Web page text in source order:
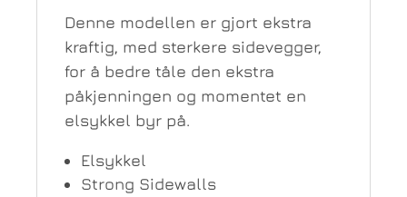
Denne modellen er gjort ekstra
kraftig, med sterkere sidevegger,
for å bedre tåle den ekstra
påkjenningen og momentet en
elsykkel byr på.
Elsykkel
Strong Sidewalls